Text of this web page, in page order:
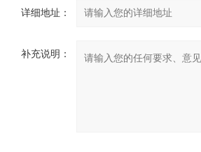
详细地址：
补充说明：